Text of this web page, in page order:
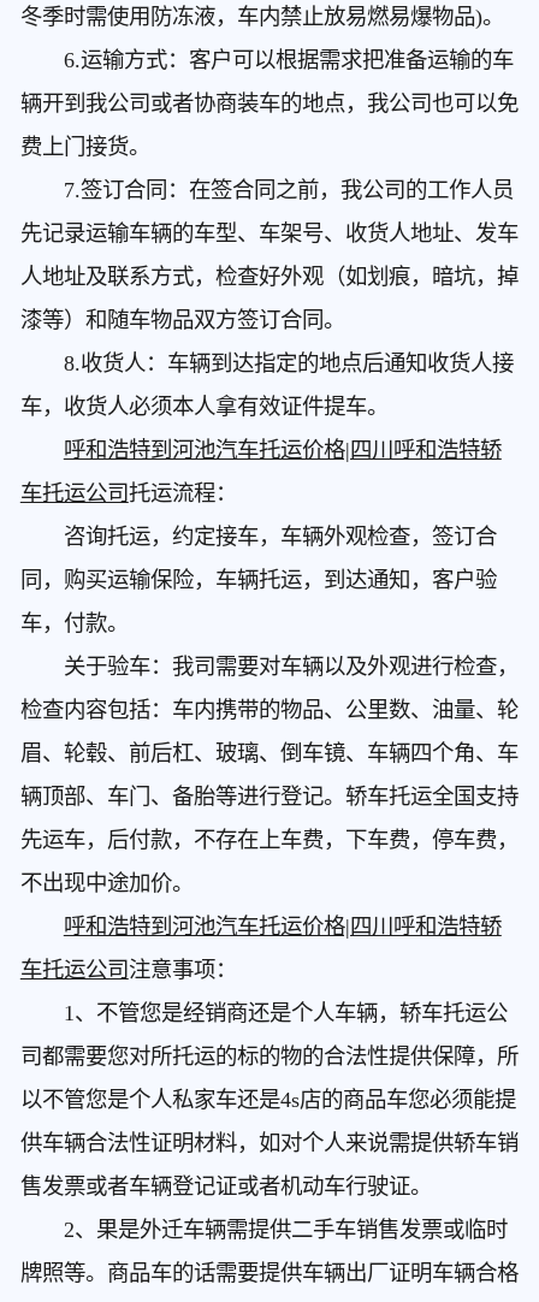
冬季时需使用防冻液，车内禁止放易燃易爆物品)。
6.运输方式：客户可以根据需求把准备运输的车
辆开到我公司或者协商装车的地点，我公司也可以免
费上门接货。
7.签订合同：在签合同之前，我公司的工作人员
先记录运输车辆的车型、车架号、收货人地址、发车
人地址及联系方式，检查好外观（如划痕，暗坑，掉
漆等）和随车物品双方签订合同。
8.收货人：车辆到达指定的地点后通知收货人接
车，收货人必须本人拿有效证件提车。
呼和浩特到河池汽车托运价格|四川呼和浩特轿
车托运公司托运流程：
咨询托运，约定接车，车辆外观检查，签订合
同，购买运输保险，车辆托运，到达通知，客户验
车，付款。
关于验车：我司需要对车辆以及外观进行检查，
检查内容包括：车内携带的物品、公里数、油量、轮
眉、轮毂、前后杠、玻璃、倒车镜、车辆四个角、车
辆顶部、车门、备胎等进行登记。轿车托运全国支持
先运车，后付款，不存在上车费，下车费，停车费，
不出现中途加价。
呼和浩特到河池汽车托运价格|四川呼和浩特轿
车托运公司 注意事项：
1、不管您是经销商还是个人车辆，轿车托运公
司都需要您对所托运的标的物的合法性提供保障，所
以不管您是个人私家车还是4s店的商品车您必须能提
供车辆合法性证明材料，如对个人来说需提供轿车销
售发票或者车辆登记证或者机动车行驶证。
2、果是外迁车辆需提供二手车销售发票或临时
牌照等。商品车的话需要提供车辆出厂证明车辆合格